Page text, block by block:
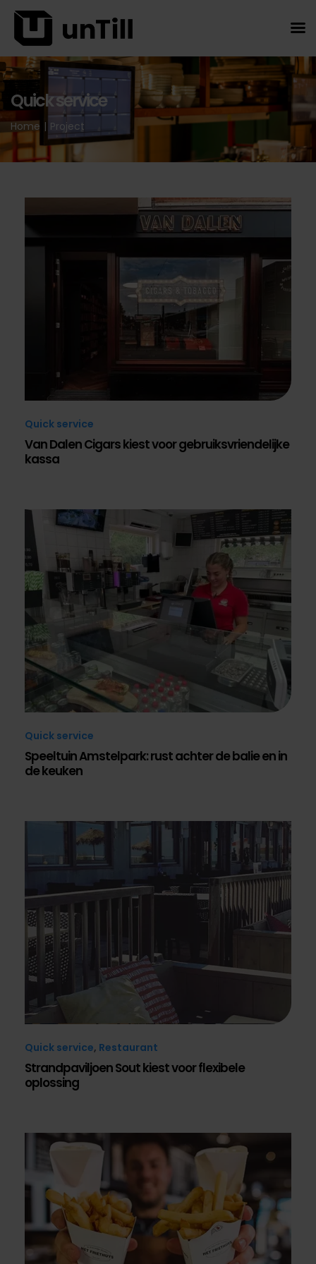
Quick service
Home | Project
Quick service
Van Dalen Cigars kiest voor gebruiksvriendelijke
kassa
Quick service
Speeltuin Amstelpark: rust achter de balie en in
de keuken
Quick service, Restaurant
Strandpaviljoen Sout kiest voor flexibele
oplossing